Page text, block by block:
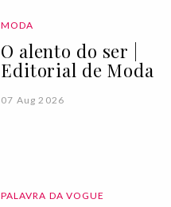
MODA
O alento do ser |
Editorial de Moda
07 Aug 2026
PALAVRA DA VOGUE